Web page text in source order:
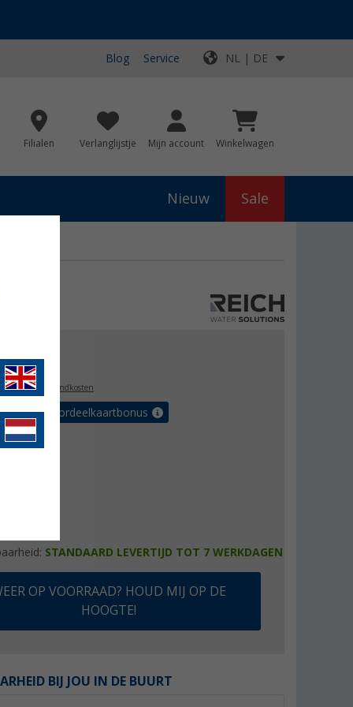
Blog Service NL | DE
Filialen Verlanglijstje Mijn account Winkelwagen
Nieuw Sale
BTWplus verzendkosten
tot 5% voordeelkaartbonus
STANDAARD LEVERTIJD TOT 7 WERKDAGEN
OP VOORRAAD? HOUD MIJ OP DE
HOOGTE!
BIJ JOU IN DE BUURT